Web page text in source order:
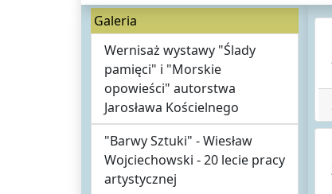
Galeria
Wernisaż wystawy "Ślady
pamięci" i "Morskie
opowieści" autorstwa
Jarosława Kościelnego
"Barwy Sztuki" - Wiesław
Wojciechowski - 20 lecie pracy
artystycznej